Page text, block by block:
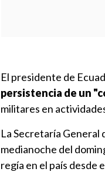
El presidente de
persistencia de un
militares en
La Secretaría General
medianoche del
regía en el país desde